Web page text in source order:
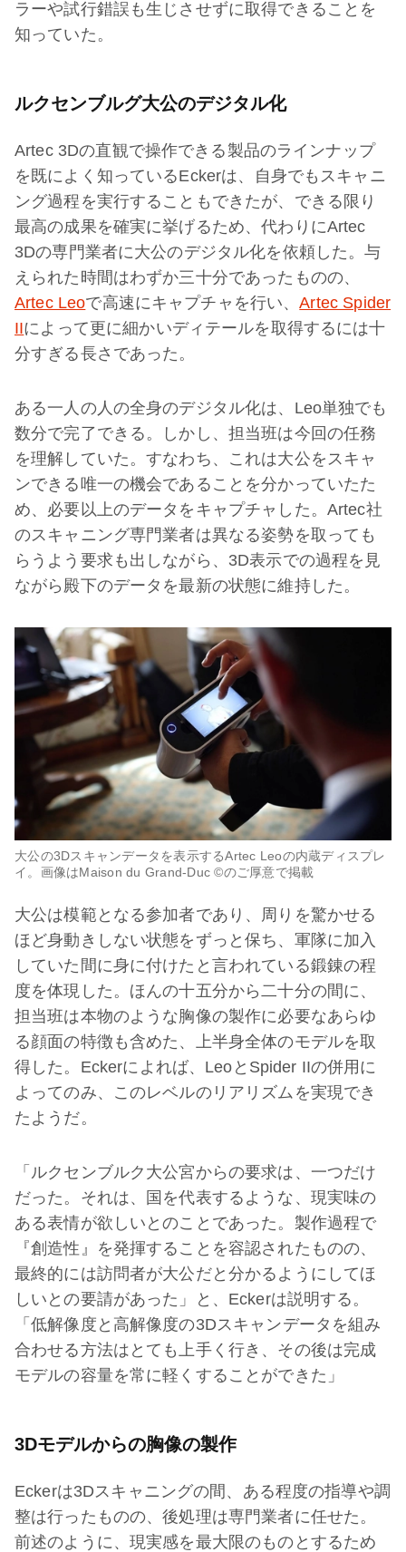
ラーや試行錯誤も生じさせずに取得できることを
知っていた。
ルクセンブルグ大公のデジタル化
Artec 3Dの直観で操作できる製品のラインナップ
を既によく知っているEckerは、自身でもスキャニ
ング過程を実行することもできたが、できる限り
最高の成果を確実に挙げるため、代わりにArtec
3Dの専門業者に大公のデジタル化を依頼した。与
えられた時間はわずか三十分であったものの、
Artec Leoで高速にキャプチャを行い、Artec Spider
IIによって更に細かいディテールを取得するには十
分すぎる長さであった。
ある一人の人の全身のデジタル化は、Leo単独でも
数分で完了できる。しかし、担当班は今回の任務
を理解していた。すなわち、これは大公をスキャ
ンできる唯一の機会であることを分かっていたた
め、必要以上のデータをキャプチャした。Artec社
のスキャニング専門業者は異なる姿勢を取っても
らうよう要求も出しながら、3D表示での過程を見
ながら殿下のデータを最新の状態に維持した。
大公の3Dスキャンデータを表示するArtec Leoの内蔵ディスプレ
イ。画像はMaison du Grand-Duc ©のご厚意で掲載
大公は模範となる参加者であり、周りを驚かせる
ほど身動きしない状態をずっと保ち、軍隊に加入
していた間に身に付けたと言われている鍛錬の程
度を体現した。ほんの十五分から二十分の間に、
担当班は本物のような胸像の製作に必要なあらゆ
る顔面の特徴も含めた、上半身全体のモデルを取
得した。Eckerによれば、LeoとSpider IIの併用に
よってのみ、このレベルのリアリズムを実現でき
たようだ。
「ルクセンブルク大公宮からの要求は、一つだけ
だった。それは、国を代表するような、現実味の
ある表情が欲しいとのことであった。製作過程で
『創造性』を発揮することを容認されたものの、
最終的には訪問者が大公だと分かるようにしてほ
しいとの要請があった」と、Eckerは説明する。
「低解像度と高解像度の3Dスキャンデータを組み
合わせる方法はとても上手く行き、その後は完成
モデルの容量を常に軽くすることができた」
3Dモデルからの胸像の製作
Eckerは3Dスキャニングの間、ある程度の指導や調
整は行ったものの、後処理は専門業者に任せた。
前述のように、現実感を最大限のものとするため